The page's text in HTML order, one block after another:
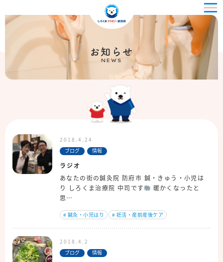
お知らせ
NEWS
2018.4.24
ブログ
情報
ラジオ
あなたの街の鍼灸院 防府市 鍼・きゅう・小児は
り しろくま治療院 中司です
暖かくなったと
思…
# 鍼灸・小児はり # 妊活・産前産後ケア
2018.4.2
ブログ
情報